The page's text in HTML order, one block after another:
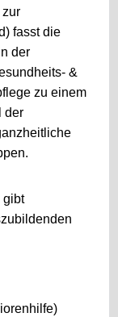
fasst die
der
&
zu einem
der
gibt